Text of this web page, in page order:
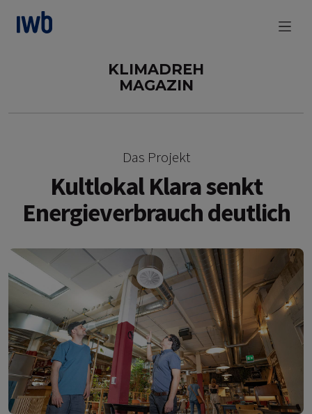
zum Main Content
KLIMADREH
MAGAZIN
Das Projekt
Kultlokal Klara senkt
Energieverbrauch deutlich